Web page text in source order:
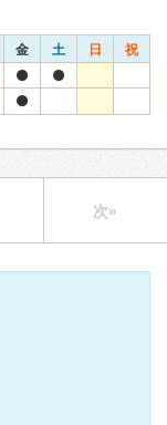
金 土 日 祝
次»